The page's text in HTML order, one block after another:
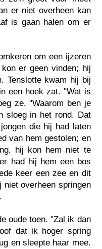
er niet overheen kan
is gaan halen om er
om een ijzeren
er geen vinden; hij
Tenslotte kwam hij bij
een hoek zat. "Wat is
ze. "Waarom ben je
sloeg in het rond. Dat
die hij had laten
van hem gestolen; en
hij kon hem niet te
had hij hem een bos
keer een zee en dit
niet overheen springen
oude toen. "Zal ik dan
dat ik hoger spring
en sleepte haar mee.